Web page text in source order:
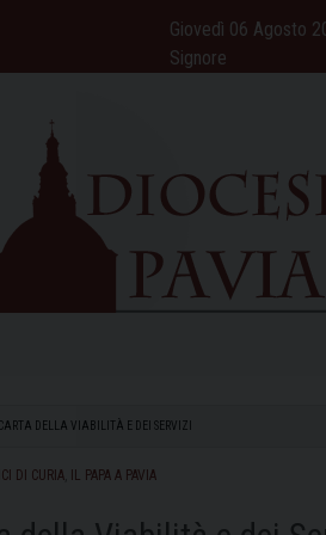
Giovedì 06 Agosto
Signore
DELLA VIABILITÀ E DEI SERVIZI
DI CURIA IL PAPA A PAVIA